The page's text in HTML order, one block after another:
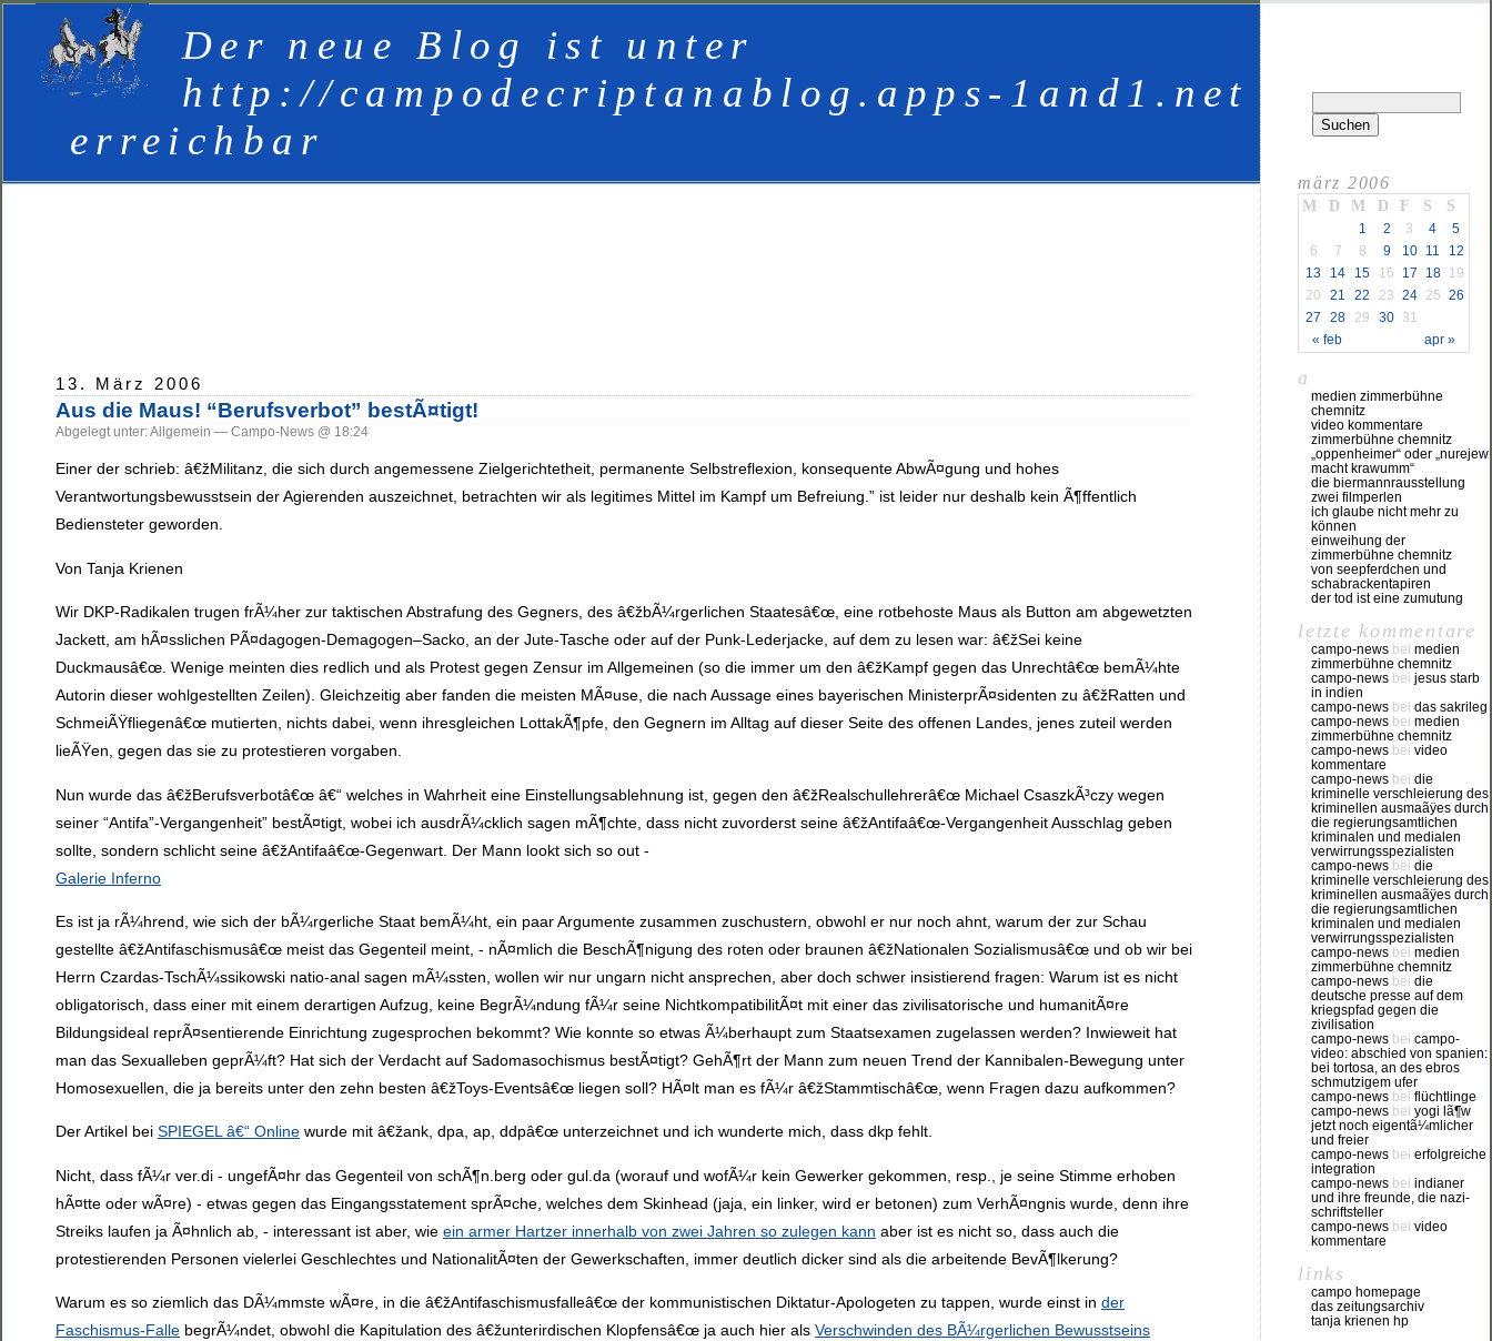
Der neue Blog ist unter
http://campodecriptanablog.apps-1and1.net
erreichbar
13. März 2006
Aus die Maus! “Berufsverbot” bestÃ¤tigt!
Abgelegt unter: Allgemein — Campo-News @ 18:24
Einer der schrieb: â€žMilitanz, die sich durch angemessene Zielgerichtetheit, permanente Selbstreflexion, konsequente AbwÃ¤gung und hohes
Verantwortungsbewusstsein der Agierenden auszeichnet, betrachten wir als legitimes Mittel im Kampf um Befreiung.” ist leider nur deshalb kein Ã¶ffentlich
Bediensteter geworden.
Von Tanja Krienen
Wir DKP-Radikalen trugen frÃ¼her zur taktischen Abstrafung des Gegners, des â€žbÃ¼rgerlichen Staatesâ€œ, eine rotbehoste Maus als Button am abgewetzten
Jackett, am hÃ¤sslichen PÃ¤dagogen-Demagogen–Sacko, an der Jute-Tasche oder auf der Punk-Lederjacke, auf dem zu lesen war: â€žSei keine
Duckmausâ€œ. Wenige meinten dies redlich und als Protest gegen Zensur im Allgemeinen (so die immer um den â€žKampf gegen das Unrechtâ€œ bemÃ¼hte
Autorin dieser wohlgestellten Zeilen). Gleichzeitig aber fanden die meisten MÃ¤use, die nach Aussage eines bayerischen MinisterprÃ¤sidenten zu â€žRatten und
SchmeiÃŸfliegenâ€œ mutierten, nichts dabei, wenn ihresgleichen LottakÃ¶pfe, den Gegnern im Alltag auf dieser Seite des offenen Landes, jenes zuteil werden
lieÃŸen, gegen das sie zu protestieren vorgaben.
Nun wurde das â€žBerufsverbotâ€œ â€“ welches in Wahrheit eine Einstellungsablehnung ist, gegen den â€žRealschullehrerâ€œ Michael CsaszkÃ³czy wegen
seiner “Antifa”-Vergangenheit” bestÃ¤tigt, wobei ich ausdrÃ¼cklich sagen mÃ¶chte, dass nicht zuvorderst seine â€žAntifaâ€œ-Vergangenheit Ausschlag geben
sollte, sondern schlicht seine â€žAntifaâ€œ-Gegenwart. Der Mann lookt sich so out -
Galerie Inferno
Es ist ja rÃ¼hrend, wie sich der bÃ¼rgerliche Staat bemÃ¼ht, ein paar Argumente zusammen zuschustern, obwohl er nur noch ahnt, warum der zur Schau
gestellte â€žAntifaschismusâ€œ meist das Gegenteil meint, - nÃ¤mlich die BeschÃ¶nigung des roten oder braunen â€žNationalen Sozialismusâ€œ und ob wir bei
Herrn Czardas-TschÃ¼ssikowski natio-anal sagen mÃ¼ssten, wollen wir nur ungarn nicht ansprechen, aber doch schwer insistierend fragen: Warum ist es nicht
obligatorisch, dass einer mit einem derartigen Aufzug, keine BegrÃ¼ndung fÃ¼r seine NichtkompatibilitÃ¤t mit einer das zivilisatorische und humanitÃ¤re
Bildungsideal reprÃ¤sentierende Einrichtung zugesprochen bekommt? Wie konnte so etwas Ã¼berhaupt zum Staatsexamen zugelassen werden? Inwieweit hat
man das Sexualleben geprÃ¼ft? Hat sich der Verdacht auf Sadomasochismus bestÃ¤tigt? GehÃ¶rt der Mann zum neuen Trend der Kannibalen-Bewegung unter
Homosexuellen, die ja bereits unter den zehn besten â€žToys-Eventsâ€œ liegen soll? HÃ¤lt man es fÃ¼r â€žStammtischâ€œ, wenn Fragen dazu aufkommen?
Der Artikel bei SPIEGEL â€“ Online wurde mit â€žank, dpa, ap, ddpâ€œ unterzeichnet und ich wunderte mich, dass dkp fehlt.
Nicht, dass fÃ¼r ver.di - ungefÃ¤hr das Gegenteil von schÃ¶n.berg oder gul.da (worauf und wofÃ¼r kein Gewerker gekommen, resp., je seine Stimme erhoben
hÃ¤tte oder wÃ¤re) - etwas gegen das Eingangsstatement sprÃ¤che, welches dem Skinhead (jaja, ein linker, wird er betonen) zum VerhÃ¤ngnis wurde, denn ihre
Streiks laufen ja Ã¤hnlich ab, - interessant ist aber, wie ein armer Hartzer innerhalb von zwei Jahren so zulegen kann aber ist es nicht so, dass auch die
protestierenden Personen vielerlei Geschlechtes und NationalitÃ¤ten der Gewerkschaften, immer deutlich dicker sind als die arbeitende BevÃ¶lkerung?
Warum es so ziemlich das DÃ¼mmste wÃ¤re, in die â€žAntifaschismusfalleâ€œ der kommunistischen Diktatur-Apologeten zu tappen, wurde einst in der
Faschismus-Falle begrÃ¼ndet, obwohl die Kapitulation des â€žunterirdischen Klopfensâ€œ ja auch hier als Verschwinden des BÃ¼rgerlichen Bewusstseins
märz 2006
M D M D F S S
« feb apr »
1 2 3 4
5
6
7 8 9 10 11
12
13
14 15 16 17 18
19
20
21 22 23 24 25 26
27
28 29 30 31
a
medien zimmerbühne
chemnitz
video kommentare
zimmerbühne chemnitz
„oppenheimer“ oder „nurejew
macht krawumm“
die biermannrausstellung
zwei filmperlen
ich glaube nicht mehr zu
können
einweihung der
zimmerbühne chemnitz
von seepferdchen und
schabrackentapiren
der tod ist eine zumutung
letzte kommentare
campo-news bei medien
zimmerbühne chemnitz
campo-news bei jesus starb
in indien
campo-news bei das sakrileg
campo-news bei medien
zimmerbühne chemnitz
campo-news bei video
kommentare
campo-news bei die
kriminelle verschleierung des
kriminellen ausmaãÿes durch
die regierungsamtlichen
kriminalen und medialen
verwirrungsspezialisten
campo-news bei die
kriminelle verschleierung des
kriminellen ausmaãÿes durch
die regierungsamtlichen
kriminalen und medialen
verwirrungsspezialisten
campo-news bei medien
zimmerbühne chemnitz
campo-news bei die
deutsche presse auf dem
kriegspfad gegen die
zivilisation
campo-news bei campo-
video: abschied von spanien:
bei tortosa, an des ebros
schmutzigem ufer
campo-news bei flüchtlinge
campo-news bei yogi lã¶w
jetzt noch eigentã¼mlicher
und freier
campo-news bei erfolgreiche
integration
campo-news bei indianer
und ihre freunde, die nazi-
schriftsteller
campo-news bei video
kommentare
links
campo homepage
das zeitungsarchiv
tanja krienen hp